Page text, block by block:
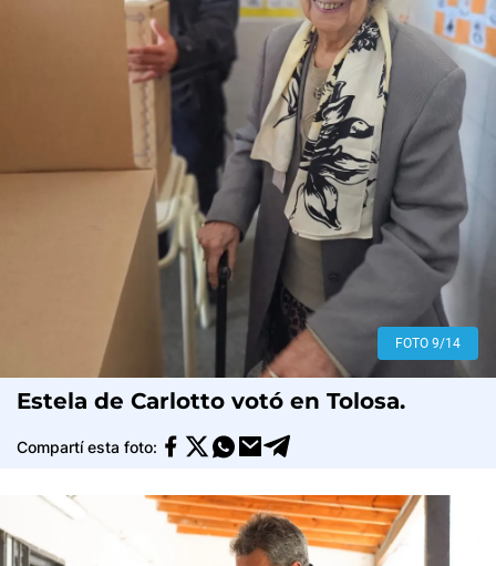
FOTO 9/14
Estela de Carlotto votó en Tolosa.
Compartí esta foto: